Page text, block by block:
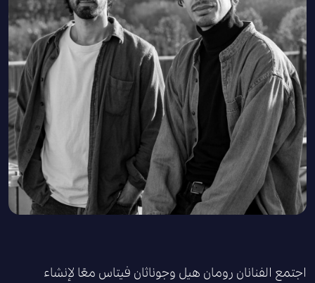
اجتمع الفنانان رومان هيل وجوناثان فيتاس معًا لإنشاء